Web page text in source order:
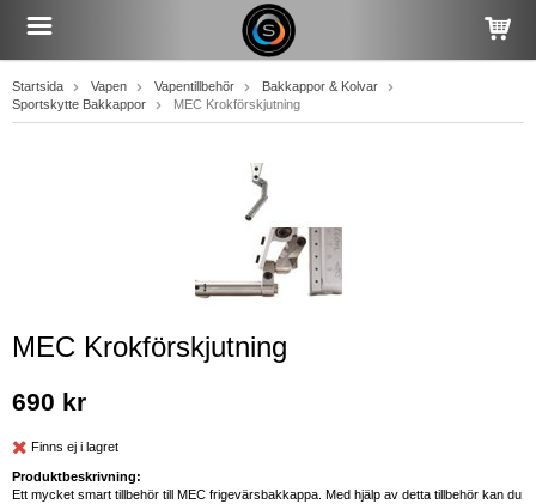
Startsida Vapen Vapentillbehör
Bakkappor & Kolvar
Sportskytte Bakkappor
MEC Krokförskjutning
MEC Krokförskjutning
690 kr
Finns ej i lagret
Produktbeskrivning:
Ett mycket smart tillbehör till MEC frigevärsbakkappa. Med hjälp av detta tillbehör kan du